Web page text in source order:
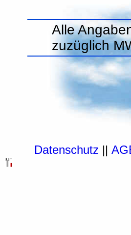
Alle
zuzüglich
Datenschutz ||